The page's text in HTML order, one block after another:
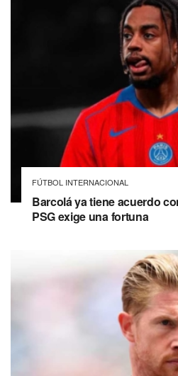
FÚTBOL INTERNACIONAL
Barcolá ya tiene acuerdo
PSG exige una fortuna